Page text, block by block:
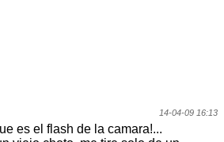
14-04-09 16:13
es el flash de la camara!...